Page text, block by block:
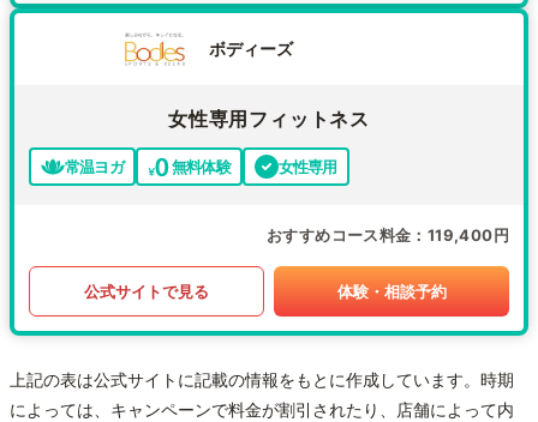
ボディーズ
女性専用フィットネス
常温ヨガ 無料体験 女性専用
おすすめコース料金 119,400円
公式サイトで見る 体験・相談予約
上記の表は公式サイトに記載の情報をもとに作成しています。時期
によっては、キャンペーンで料金が割引されたり、店舗によって内